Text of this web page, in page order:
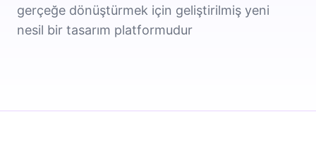
gerçeğe dönüştürmek için geliştirilmiş yeni
nesil bir tasarım platformudur